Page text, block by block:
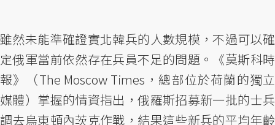
雖然未能準確證實北韓兵的人數規模，不過可以確
定俄軍當前依然存在兵員不足的問題。《莫斯科時
報》（The Moscow Times，總部位於荷蘭的獨立
媒體）掌握的情資指出，俄羅斯招募新一批的士兵
調去烏東頓內茨克作戰，結果這些新兵的平均年齡